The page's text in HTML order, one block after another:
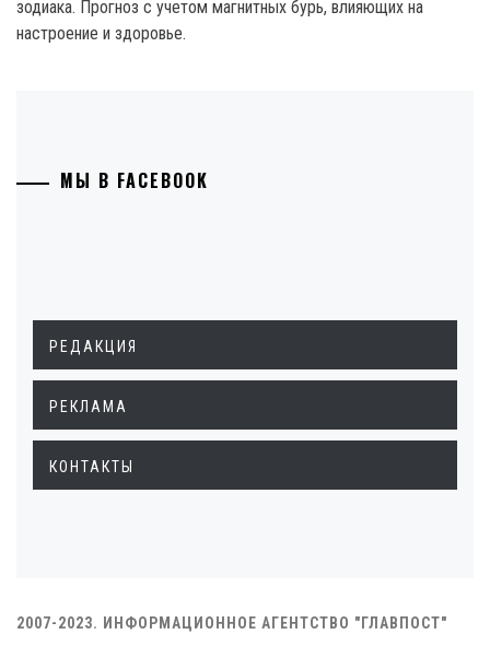
зодиака. Прогноз с учетом магнитных бурь, влияющих на
настроение и здоровье.
МЫ В FACEBOOK
РЕДАКЦИЯ
РЕКЛАМА
КОНТАКТЫ
2007-2023. ИНФОРМАЦИОННОЕ АГЕНТСТВО "ГЛАВПОСТ"